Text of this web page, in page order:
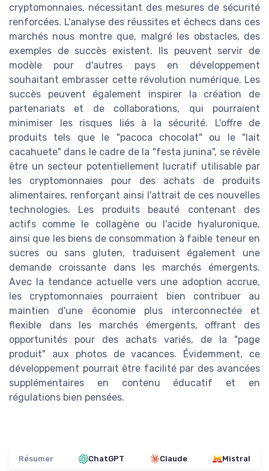
cryptomonnaies, nécessitant des mesures de sécurité
renforcées. L'analyse des réussites et échecs dans ces
marchés nous montre que, malgré les obstacles, des
exemples de succès existent. Ils peuvent servir de
modèle pour d'autres pays en développement
souhaitant embrasser cette révolution numérique. Les
succès peuvent également inspirer la création de
partenariats et de collaborations, qui pourraient
minimiser les risques liés à la sécurité. L'offre de
produits tels que le "pacoca chocolat" ou le "lait
cacahuete" dans le cadre de la "festa junina", se révèle
être un secteur potentiellement lucratif utilisable par
les cryptomonnaies pour des achats de produits
alimentaires, renforçant ainsi l'attrait de ces nouvelles
technologies. Les produits beauté contenant des
actifs comme le collagène ou l'acide hyaluronique,
ainsi que les biens de consommation à faible teneur en
sucres ou sans gluten, traduisent également une
demande croissante dans les marchés émergents.
Avec la tendance actuelle vers une adoption accrue,
les cryptomonnaies pourraient bien contribuer au
maintien d'une économie plus interconnectée et
flexible dans les marchés émergents, offrant des
opportunités pour des achats variés, de la "page
produit" aux photos de vacances. Évidemment, ce
développement pourrait être facilité par des avancées
supplémentaires en contenu éducatif et en
régulations bien pensées.
Résumer ChatGPT Claude Mistral